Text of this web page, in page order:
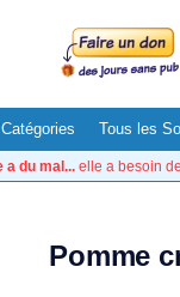
Catégories Tous les
a du mal... elle a besoin
Pomme